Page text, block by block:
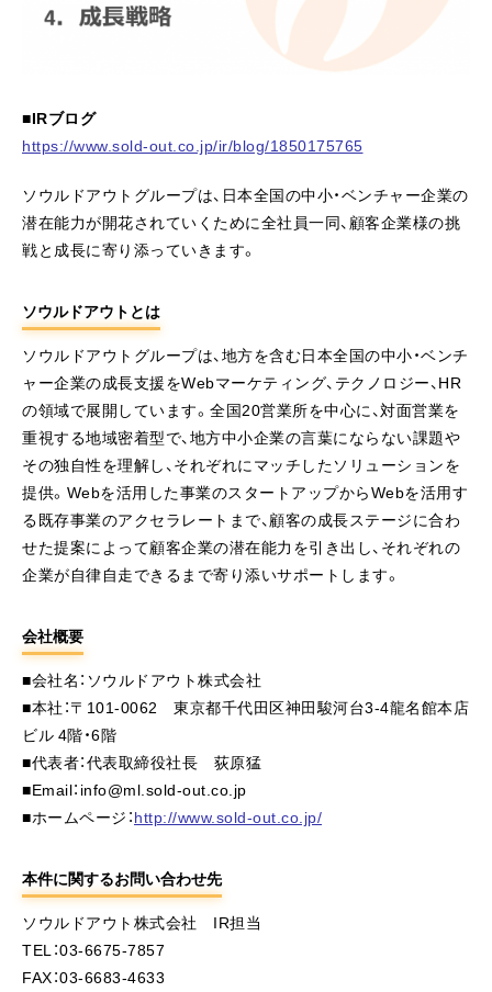
■IRブログ
https://www.sold-out.co.jp/ir/blog/1850175765
ソウルドアウトグループは、日本全国の中小・ベンチャー企業の
潜在能力が開花されていくために全社員一同、顧客企業様の挑
戦と成長に寄り添っていきます。
ソウルドアウトとは
ソウルドアウトグループは、地方を含む日本全国の中小・ベンチ
ャー企業の成長支援をWebマーケティング、テクノロジー、HR
の領域で展開しています。全国20営業所を中心に、対面営業を
重視する地域密着型で、地方中小企業の言葉にならない課題や
その独自性を理解し、それぞれにマッチしたソリューションを
提供。Webを活用した事業のスタートアップからWebを活用す
る既存事業のアクセラレートまで、顧客の成長ステージに合わ
せた提案によって顧客企業の潜在能力を引き出し、それぞれの
企業が自律自走できるまで寄り添いサポートします。
会社概要
■会社名：ソウルドアウト株式会社
■本社：〒101-0062 東京都千代田区神田駿河台3-4龍名館本店
ビル 4階・6階
■代表者：代表取締役社長 荻原猛
■Email：info@ml.sold-out.co.jp
■ホームページ：http://www.sold-out.co.jp/
本件に関するお問い合わせ先
ソウルドアウト株式会社 IR担当
TEL：03-6675-7857
FAX：03-6683-4633